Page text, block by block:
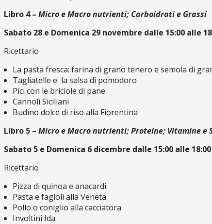
Libro 4 – Micro e Macro nutrienti; Carboidrati e Grassi
Sabato 28 e Domenica 29 novembre dalle 15:00 alle
Ricettario
La pasta fresca: farina di grano tenero e semola di
Tagliatelle e la salsa di pomodoro
Pici con le briciole di pane
Cannoli Siciliani
Budino dolce di riso alla Fiorentina
Libro 5 – Micro e Macro nutrienti; Proteine; Vitamine e
Sabato 5 e Domenica 6 dicembre dalle 15:00 alle 18:00
Ricettario
Pizza di quinoa e anacardi
Pasta e fagioli alla Veneta
Pollo o coniglio alla cacciatora
Involtini Ida